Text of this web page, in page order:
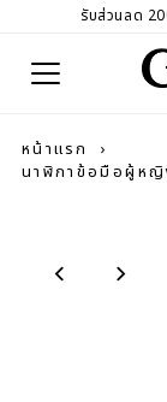
รับส่วนลด
หน้าแรก
›
นาฬิกาข้อมือผู้ห